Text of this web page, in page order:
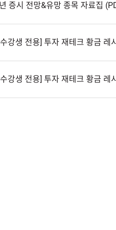
증시전망&유망종목자료집
강생전용]투자재테크황금레
강생전용]투자재테크황금레